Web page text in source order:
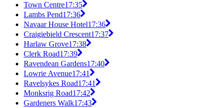
Town Centre17:35
Lambs Pend17:36
Navaar House Hotel17:36
Craigiebield Crescent17:37
Harlaw Grove17:38
Clerk Road17:39
Ravendean Gardens17:40
Lowrie Avenue17:41
Ravelsykes Road17:41
Monksrig Road17:42
Gardeners Walk17:43